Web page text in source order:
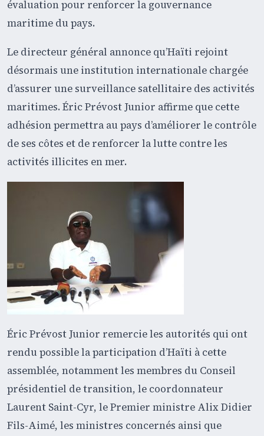
évaluation pour renforcer la gouvernance
maritime du pays.
Le directeur général annonce qu’Haïti rejoint
désormais une institution internationale chargée
d’assurer une surveillance satellitaire des activités
maritimes. Éric Prévost Junior affirme que cette
adhésion permettra au pays d’améliorer le contrôle
de ses côtes et de renforcer la lutte contre les
activités illicites en mer.
Éric Prévost Junior remercie les autorités qui ont
rendu possible la participation d’Haïti à cette
assemblée, notamment les membres du Conseil
présidentiel de transition, le coordonnateur
Laurent Saint-Cyr, le Premier ministre Alix Didier
Fils-Aimé, les ministres concernés ainsi que